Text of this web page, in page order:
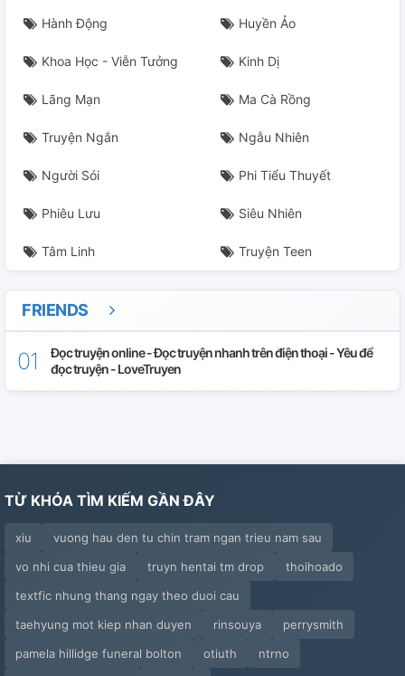
Hành Động Huyền Ảo
Khoa Học - Viễn Tưởng Kinh Dị
Lãng Mạn Ma Cà Rồng
Truyện Ngắn Ngẫu Nhiên
Người Sói Phi Tiểu Thuyết
Phiêu Lưu Siêu Nhiên
Tâm Linh Truyện Teen
FRIENDS
Đọc truyện online - Đọc truyện nhanh trên điện thoại - Yêu để
đọc truyện - LoveTruyen
TỪ KHÓA TÌM KIẾM GẦN ĐÂY
xiu
vuong hau den tu chin tram ngan trieu nam sau
vo nhi cua thieu gia
truyn hentai tm drop
thoihoado
textfic nhung thang ngay theo duoi cau
taehyung mot kiep nhan duyen
rinsouya
perrysmith
pamela hillidge funeral bolton
otiuth
ntrno